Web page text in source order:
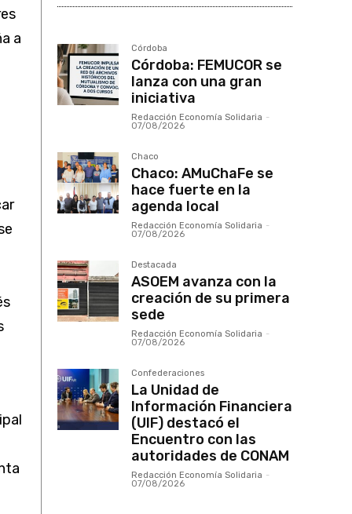
a
Córdoba
Córdoba: FEMUCOR se
lanza con una gran
iniciativa
Redacción Economía Solidaria -
07/08/2026
Chaco
Chaco: AMuChaFe se
hace fuerte en la
agenda local
Redacción Economía Solidaria -
07/08/2026
Destacada
ASOEM avanza con la
creación de su primera
sede
Redacción Economía Solidaria -
07/08/2026
Confederaciones
La Unidad de
Información Financiera
(UIF) destacó el
Encuentro con las
autoridades de CONAM
Redacción Economía Solidaria -
07/08/2026